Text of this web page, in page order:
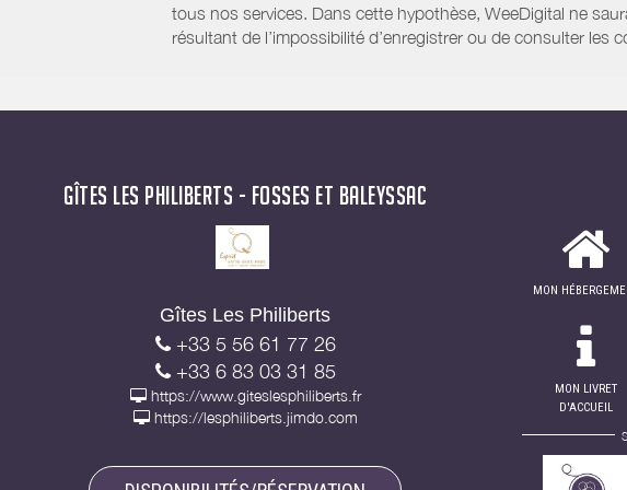
tous nos services. Dans cette hypothèse, WeeDigital ne
résultant de l’impossibilité d’enregistrer ou de consulter
GÎTES LES PHILIBERTS - FOSSES ET BALEYSSAC
Gîtes Les Philiberts
+33 5 56 61 77 26
+33 6 83 03 31 85
https://www.giteslesphiliberts.fr
https://lesphiliberts.jimdo.com
MON
MON LIVRET
D'ACCUEIL